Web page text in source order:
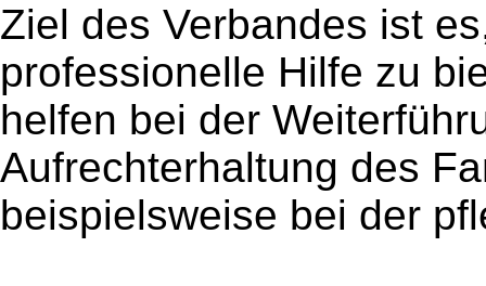
Ziel des Verbandes ist
professionelle Hilfe zu
helfen bei der
Aufrechterhaltung des
beispielsweise bei der